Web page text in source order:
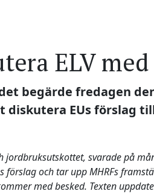
ELV
begärde fredagen
EUs förslag
jordbruksutskottet, svarade på
förslag och tar upp MHRFs
med besked. Texten